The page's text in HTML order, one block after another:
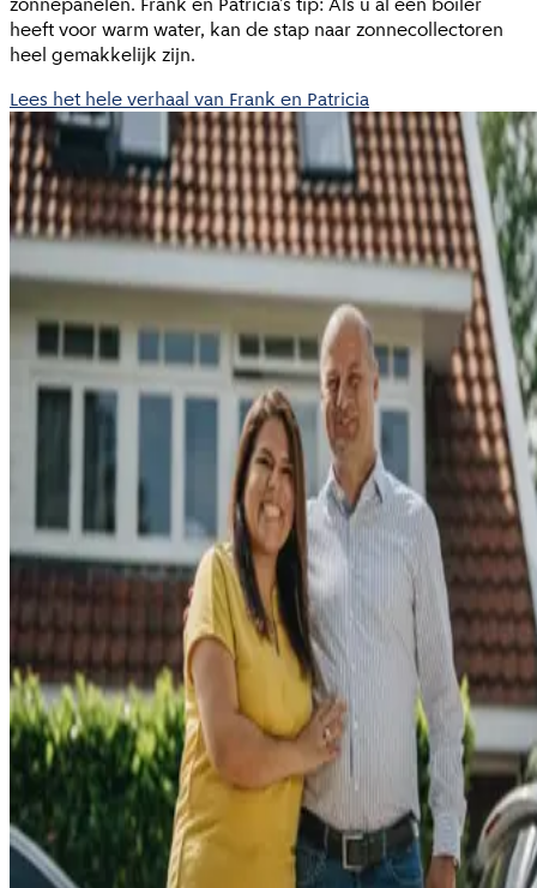
heeft voor warm water, kan de stap naar zonnecollectoren
heel gemakkelijk zijn.
Lees het hele verhaal van Frank en Patricia